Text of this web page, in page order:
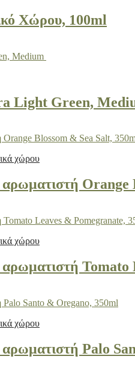
Χώρου, 100ml
Light Green,
χώρου
χώρου
χώρου
Palo